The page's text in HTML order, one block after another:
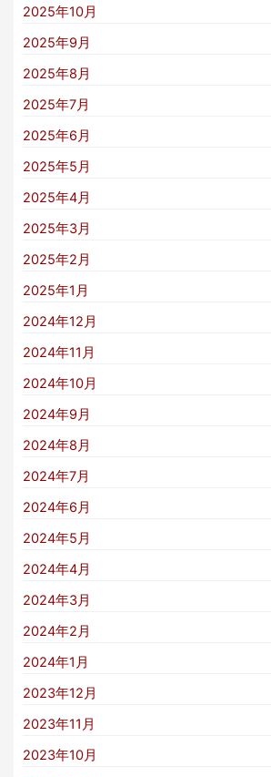
2025年10月
2025年9月
2025年8月
2025年7月
2025年6月
2025年5月
2025年4月
2025年3月
2025年2月
2025年1月
2024年12月
2024年11月
2024年10月
2024年9月
2024年8月
2024年7月
2024年6月
2024年5月
2024年4月
2024年3月
2024年2月
2024年1月
2023年12月
2023年11月
2023年10月